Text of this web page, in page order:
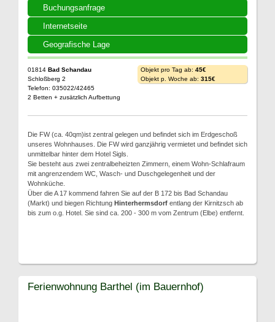
Buchungsanfrage
Internetseite
Geografische Lage
01814 Bad Schandau
Schloßberg 2
Telefon: 035022/42465
2 Betten + zusätzlich Aufbettung
Objekt pro Tag ab: 45€
Objekt p. Woche ab: 315€
Die FW (ca. 40qm)ist zentral gelegen und befindet sich im Erdgeschoß
unseres Wohnhauses. Die FW wird ganzjährig vermietet und befindet sich
unmittelbar hinter dem Hotel Sigls.
Sie besteht aus zwei zentralbeheizten Zimmern, einem Wohn-Schlafraum
mit angrenzendem WC, Wasch- und Duschgelegenheit und der
Wohnküche.
Über die A 17 kommend fahren Sie auf der B 172 bis Bad Schandau
(Markt) und biegen Richtung Hinterhermsdorf entlang der Kirnitzsch ab
bis zum o.g. Hotel. Sie sind ca. 200 - 300 m vom Zentrum (Elbe) entfernt.
Ferienwohnung Barthel (im Bauernhof)